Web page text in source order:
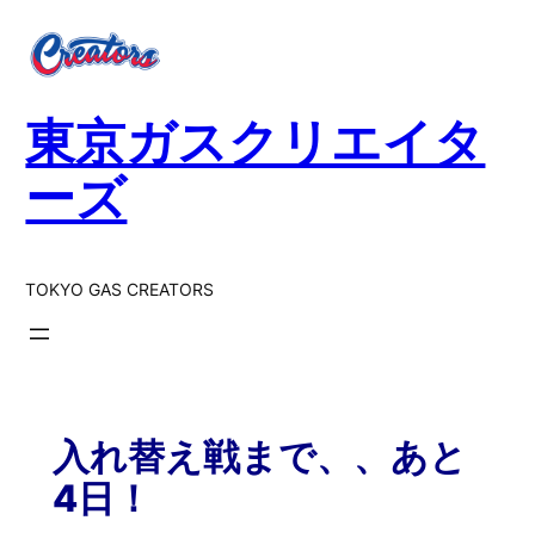
東京ガスクリエイタ
ーズ
TOKYO GAS CREATORS
入れ替え戦まで、、あと
4日！